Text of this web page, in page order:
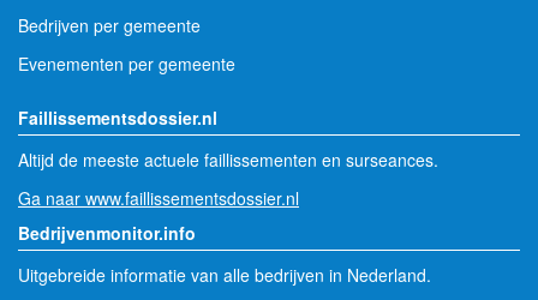
Bedrijven per gemeente
Evenementen per gemeente
Faillissementsdossier.nl
Altijd de meeste actuele faillissementen en surseances.
Ga naar www.faillissementsdossier.nl
Bedrijvenmonitor.info
Uitgebreide informatie van alle bedrijven in Nederland.